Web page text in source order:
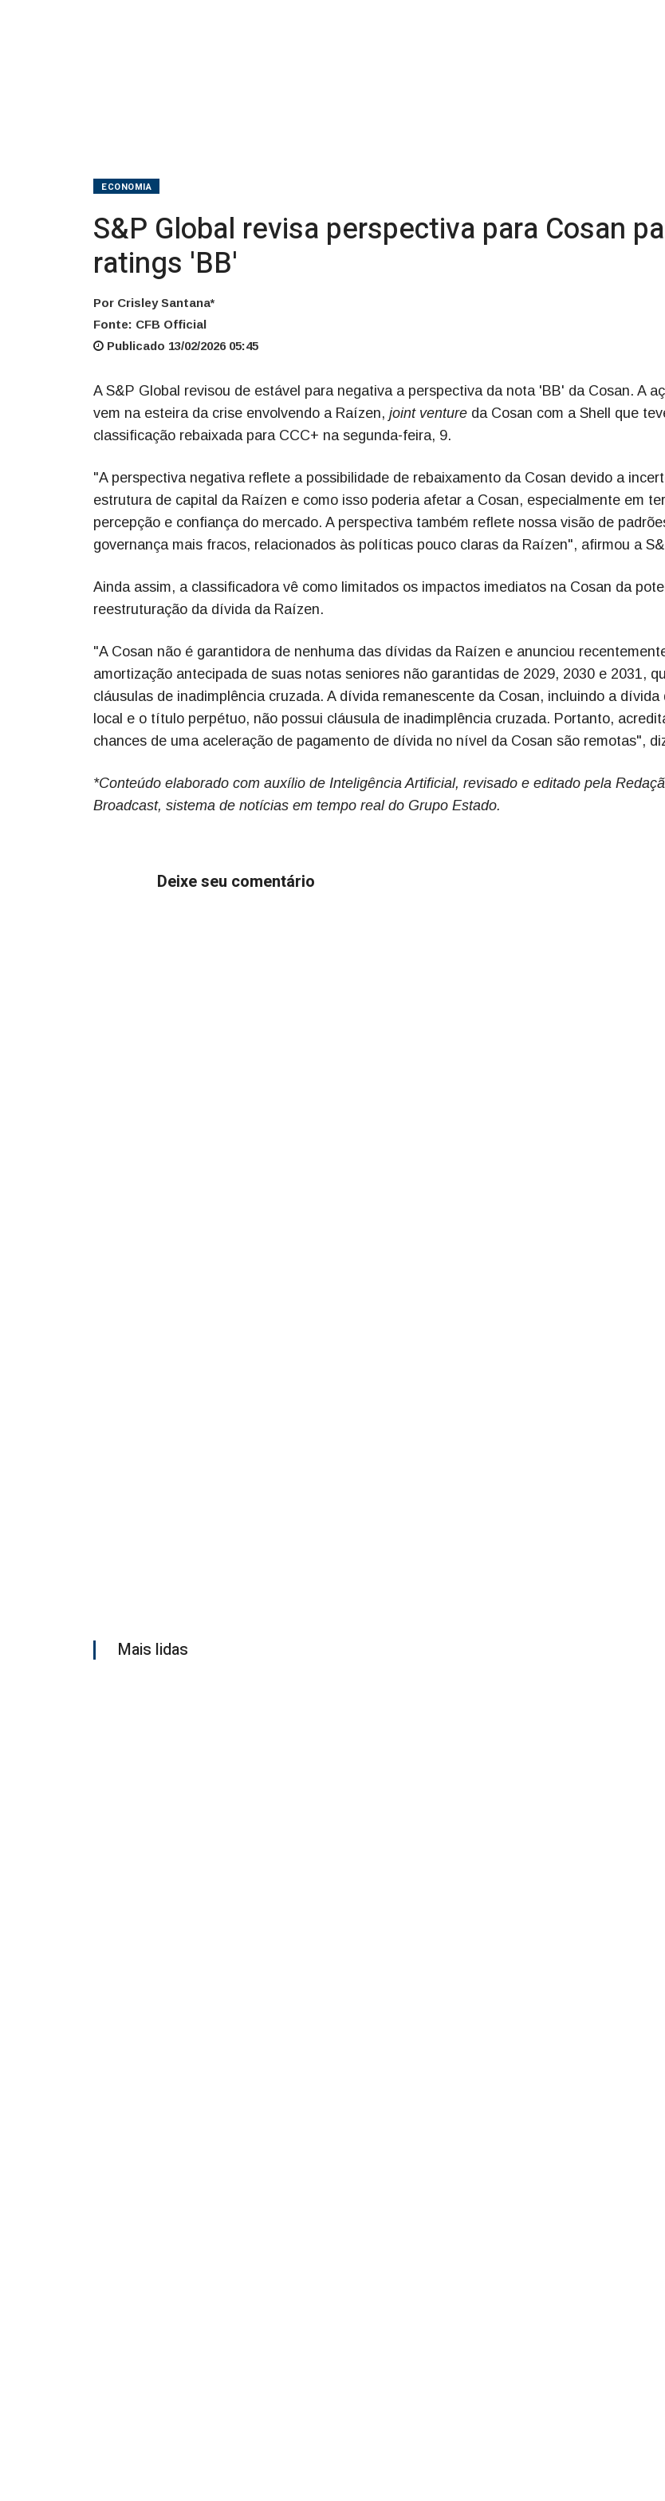
ECONOMIA
S&P Global revisa perspectiva para Cosan
ratings 'BB'
Por Crisley Santana*
Fonte: CFB Official
Publicado 13/02/2026 05:45
A S&P Global revisou de estável para negativa a perspectiva da nota 'BB' da Cosan. A
vem na esteira da crise envolvendo a Raízen, joint venture da Cosan com a Shell que
classificação rebaixada para CCC+ na segunda-feira, 9.
"A perspectiva negativa reflete a possibilidade de rebaixamento da Cosan devido a
estrutura de capital da Raízen e como isso poderia afetar a Cosan, especialmente em
percepção e confiança do mercado. A perspectiva também reflete nossa visão de
governança mais fracos, relacionados às políticas pouco claras da Raízen", afirmou a
Ainda assim, a classificadora vê como limitados os impactos imediatos na Cosan da
reestruturação da dívida da Raízen.
"A Cosan não é garantidora de nenhuma das dívidas da Raízen e anunciou
amortização antecipada de suas notas seniores não garantidas de 2029, 2030 e 2031,
cláusulas de inadimplência cruzada. A dívida remanescente da Cosan, incluindo a dívida
local e o título perpétuo, não possui cláusula de inadimplência cruzada. Portanto,
chances de uma aceleração de pagamento de dívida no nível da Cosan são remotas",
*Conteúdo elaborado com auxílio de Inteligência Artificial, revisado e editado pela
Broadcast, sistema de notícias em tempo real do Grupo Estado.
Deixe seu comentário
Mais lidas